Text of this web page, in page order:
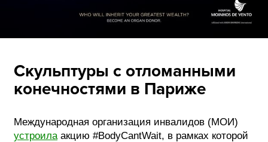
Скульптуры с отломанными
конечностями в Париже
Международная организация инвалидов (МОИ)
устроила акцию #BodyCantWait, в рамках которой